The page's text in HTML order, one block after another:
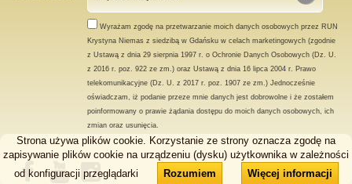
Strona używa plików cookie. Korzystanie ze strony oznacza zgodę na
zapisywanie plików cookie na urządzeniu (dysku) użytkownika w zależności
od konfiguracji przeglądarki
Rozumiem Więcej informacji
Wyrażam zgodę na przetwarzanie moich danych osobowych przez RUN
Krystyna Niemas z siedzibą w Gdańsku w celach marketingowych (zgodnie
z Ustawą z dnia 29 sierpnia 1997 r. o Ochronie Danych Osobowych (Dz. U.
z 2016 r. poz. 922 ze zm.) oraz Ustawą z dnia 16 lipca 2004 r. Prawo
telekomunikacyjne (Dz. U. z 2017 r. poz. 1907 ze zm.) Jednocześnie
oświadczam, iż podanie przeze mnie danych jest dobrowolne i że zostałem
poinformowany o prawie żądania dostępu do moich danych osobowych, ich
zmian oraz usunięcia.